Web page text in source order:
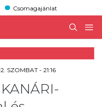
Csomagajánlat
SZOMBAT - 21:16